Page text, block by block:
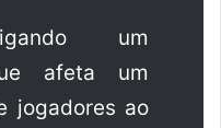
um
afeta um
jogadores ao